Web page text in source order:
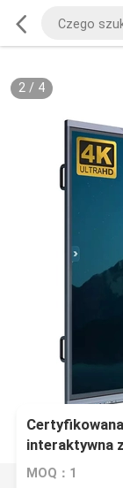
2/ 4
interaktywna
lekcyjnych
MOQ：1